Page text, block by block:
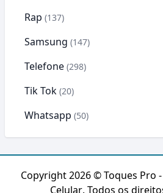
Rap (137)
Samsung (147)
Telefone (298)
Tik Tok (20)
Whatsapp (50)
Copyright 2026 ©Toques Pro
Celular. Todos os